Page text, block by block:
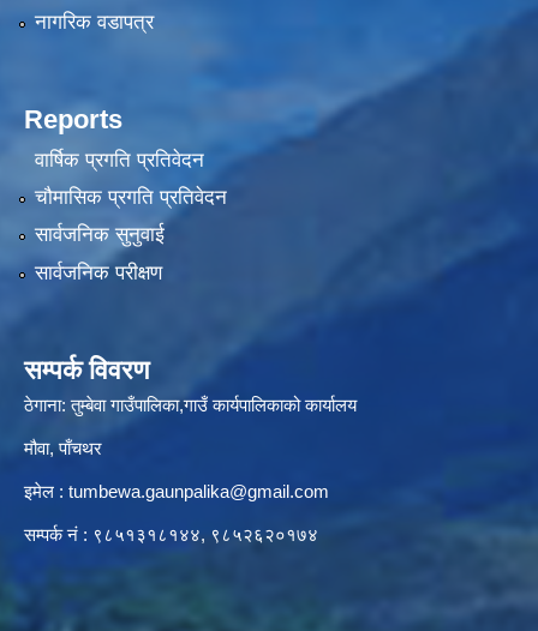
नागरिक वडापत्र
Reports
वार्षिक प्रगति प्रतिवेदन
चौमासिक प्रगति प्रतिवेदन
सार्वजनिक सुनुवाई
सार्वजनिक परीक्षण
सम्पर्क विवरण
ठेगाना: तुम्बेवा गाउँपालिका,गाउँ कार्यपालिकाको कार्यालय
मौवा, पाँचथर
इमेल : tumbewa.gaunpalika@gmail.com
सम्पर्क नं : ९८५१३१८१४४, ९८५२६२०१७४